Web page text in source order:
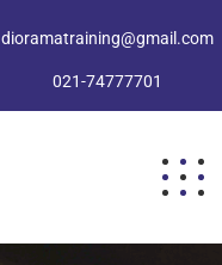
dioramatraining@gmail.com
021-74777701